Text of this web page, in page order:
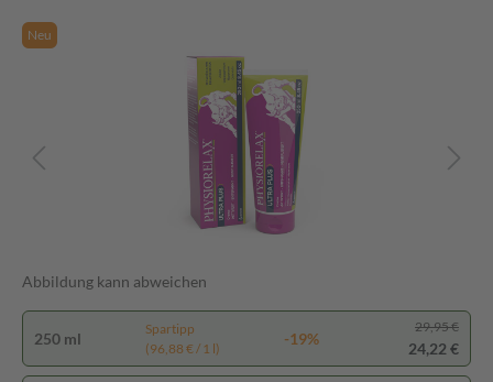
Neu
Abbildung kann abweichen
250 ml
Spartipp
(96,88 € / 1 l)
-19%
29,95 €
24,22 €